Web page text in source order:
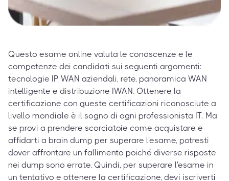
Questo esame online valuta le conoscenze e le
competenze dei candidati sui seguenti argomenti:
tecnologie IP WAN aziendali, rete, panoramica WAN
intelligente e distribuzione IWAN. Ottenere la
certificazione con queste certificazioni riconosciute a
livello mondiale è il sogno di ogni professionista IT. Ma
se provi a prendere scorciatoie come acquistare e
affidarti a brain dump per superare l'esame, potresti
dover affrontare un fallimento poiché diverse risposte
nei dump sono errate. Quindi, per superare l'esame in
un tentativo e ottenere la certificazione, devi iscriverti